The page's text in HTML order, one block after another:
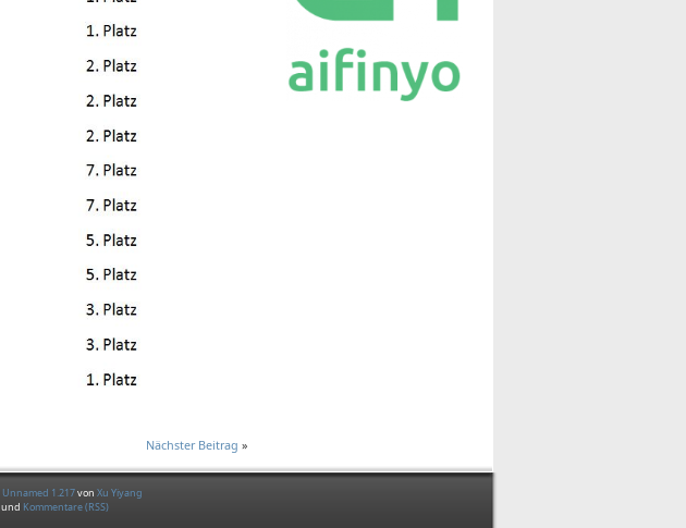
Nächster Beitrag »
Unnamed 1.217von Xu Yiyang
und Kommentare (RSS)